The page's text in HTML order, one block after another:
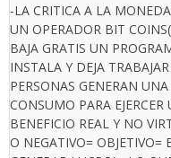
-LA CRITICA A LA
UN OPERADOR BIT
BAJA GRATIS UN
INSTALA Y DEJA
PERSONAS GENERAN
CONSUMO PARA
BENEFICIO REAL Y NO
O NEGATIVO= OBJETIVO=